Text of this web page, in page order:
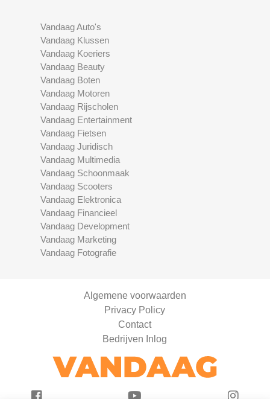
Vandaag Auto's
Vandaag Klussen
Vandaag Koeriers
Vandaag Beauty
Vandaag Boten
Vandaag Motoren
Vandaag Rijscholen
Vandaag Entertainment
Vandaag Fietsen
Vandaag Juridisch
Vandaag Multimedia
Vandaag Schoonmaak
Vandaag Scooters
Vandaag Elektronica
Vandaag Financieel
Vandaag Development
Vandaag Marketing
Vandaag Fotografie
Algemene voorwaarden
Privacy Policy
Contact
Bedrijven Inlog